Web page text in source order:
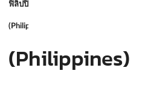
(Philippines)